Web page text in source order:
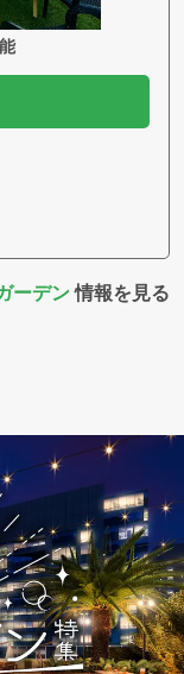
ーデン情報を見る